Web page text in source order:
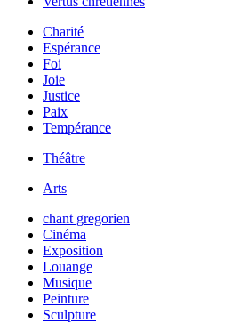
Charité
Espérance
Foi
Joie
Justice
Paix
Tempérance
Théâtre
Arts
chant gregorien
Cinéma
Exposition
Louange
Musique
Peinture
Sculpture